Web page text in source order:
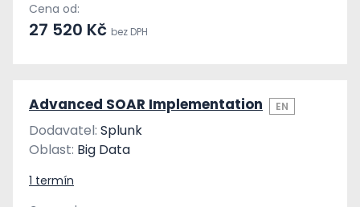
Cena od:
27 520 Kč bez DPH
Advanced SOAR Implementation EN
Dodavatel: Splunk
Oblast: Big Data
1 termín